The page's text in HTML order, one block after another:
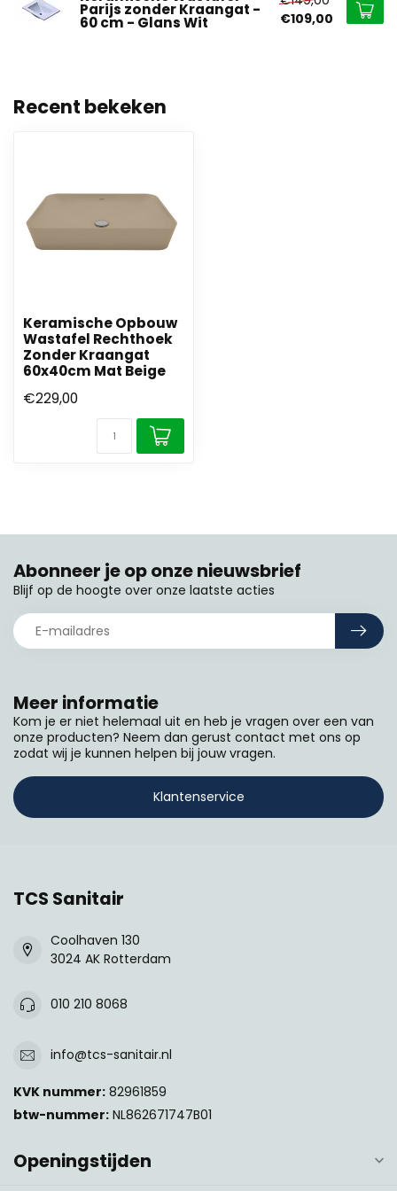
Parijs zonder Kraangat -
60 cm - Glans Wit
€109,00
Recent bekeken
Keramische Opbouw
Wastafel Rechthoek
Zonder Kraangat
60x40cm Mat Beige
€229,00
Meer informatie
Kom je er niet helemaal uit en heb je vragen over een van
onze producten? Neem dan gerust contact met ons op
zodat wij je kunnen helpen bij jouw vragen.
Klantenservice
Abonneer je op onze nieuwsbrief
Blijf op de hoogte over onze laatste acties
TCS Sanitair
Coolhaven 130
3024 AK Rotterdam
010 210 8068
info@tcs-sanitair.nl
KVK nummer: 82961859
btw-nummer: NL862671747B01
Openingstijden